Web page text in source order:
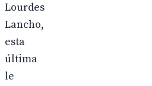
Lourdes
Lancho,
esta
última
le